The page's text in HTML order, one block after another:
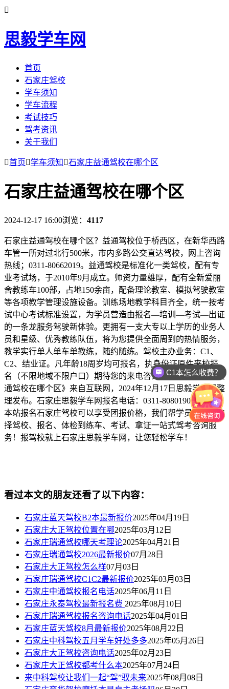

思毅学车网
首页
石家庄驾校
学车须知
学车流程
考试技巧
驾考资讯
关于我们
首页学车须知 石家庄益通驾校在哪个区
石家庄益通驾校在哪个区
2024-12-17 16:00浏览： 4117
石家庄益通驾校在哪个区？益通驾校位于桥西区，在新华西路
车管一所对过北行500米，市内多路公交直达驾校，网上咨询
热线；0311-80662019。益通驾校是标准化一类驾校，配有专
业考试场，于2010年9月成立。师资力量雄厚，配有全新爱丽
舍教练车100部，占地150余亩，配备理论教室、模拟驾驶教室
等各项教学管理设施设备。训练场地教学科目齐全，统一按考
试中心考试标准设置，为学员营造由报名—培训—考试—出证
的一条龙服务驾驶新体验。更拥有一支大专以上学历的业务人
员和星级、优秀教练队伍，将为您提供全面周到的热情服务，
教学实行单人单车单教练，随约随练。驾校主办业务：C1、
C2、结业证。凡年龄18周岁均可报名，执身份证原件来校报
名（不限地域不限户口）期待您的来电咨询！！！《石家庄益
通驾校在哪个区》来自互联网，2024年12月17日思毅学车网整
理发布。石家庄思毅学车网报名电话：0311-80801909，通过
本站报名石家庄驾校可以享受团报价格，我们帮学员朋友从选
择驾校、报名、体检到练车、考试、拿证一站式驾考咨询服
务！报驾校就上石家庄思毅学车网，让您轻松学车！
看过本文的朋友还看了以下内容：
石家庄蓝天驾校B2本最新报价2025年04月19日
石家庄大正驾校位置在哪2025年03月12日
石家庄瑞通驾校哪天考理论2025年04月21日
石家庄瑞通驾校2026最新报价07月28日
石家庄大正驾校怎么样07月03日
石家庄瑞通驾校C1C2最新报价2025年03月03日
石家庄中通驾校报名电话2025年06月11日
石家庄永泰驾校最新报名费 2025年08月10日
石家庄瑞通驾校报名咨询电话2025年04月01日
石家庄蓝天驾校8月最新报价2025年08月22日
石家庄中科驾校五月学车好处多多2025年05月26日
石家庄大正驾校咨询电话2025年02月23日
石家庄大正驾校都考什么本2025年07月24日
来中科驾校让我们一起“驾”驭未来2025年08月08日
C1本怎么收费？